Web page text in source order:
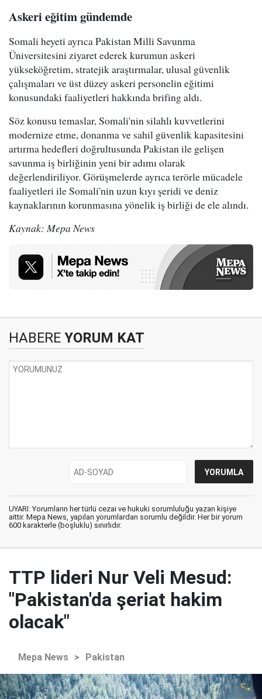
Askeri eğitim gündemde
Somali heyeti ayrıca Pakistan Milli Savunma
Üniversitesini ziyaret ederek kurumun askeri
yükseköğretim, stratejik araştırmalar, ulusal güvenlik
çalışmaları ve üst düzey askeri personelin eğitimi
konusundaki faaliyetleri hakkında brifing aldı.
Söz konusu temaslar, Somali'nin silahlı kuvvetlerini
modernize etme, donanma ve sahil güvenlik kapasitesini
artırma hedefleri doğrultusunda Pakistan ile gelişen
savunma iş birliğinin yeni bir adımı olarak
değerlendiriliyor. Görüşmelerde ayrıca terörle mücadele
faaliyetleri ile Somali'nin uzun kıyı şeridi ve deniz
kaynaklarının korunmasına yönelik iş birliği de ele alındı.
Kaynak: Mepa News
HABERE YORUM KAT
UYARI: Yorumların her türlü cezai ve hukuki sorumluluğu yazan kişiye
aittir. Mepa News, yapılan yorumlardan sorumlu değildir. Her bir yorum
600 karakterle (boşluklu) sınırlıdır.
TTP lideri Nur Veli Mesud:
"Pakistan'da şeriat hakim
olacak"
Mepa News > Pakistan